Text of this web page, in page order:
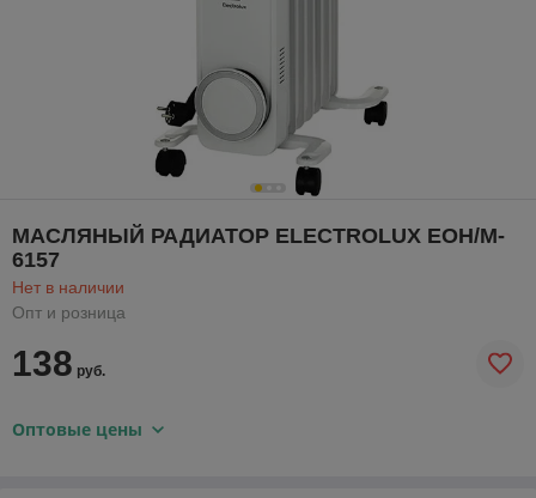
МАСЛЯНЫЙ РАДИАТОР ELECTROLUX EOH/M-
6157
Нет в наличии
Опт и розница
138 руб.
Оптовые цены